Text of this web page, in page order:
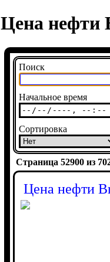
Цена нефти
Поиск
Начальное время
Сортировка
Страница 52900 из
Цена нефти